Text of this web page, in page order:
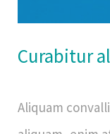
Curabitur
Aliquam